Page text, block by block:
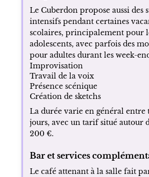
Le Cuberdon propose aussi des
intensifs pendant certaines
scolaires, principalement pour
adolescents, avec parfois des
pour adultes durant les week-
Improvisation
Travail de la voix
Présence scénique
Création de sketchs
La durée varie en général entre
jours, avec un tarif situé autour
200 €.
Bar et services
Le café attenant à la salle fait